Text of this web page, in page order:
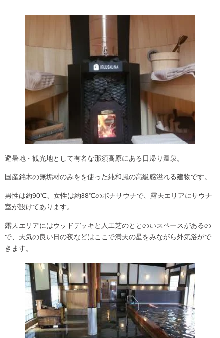
避暑地・観光地として有名な那須高原にある日帰り温泉。
国産銘木の無垢材のみをを使った純和風の高級感溢れる建物です。
男性は約90℃、女性は約88℃のボナサウナで、露天エリアにサウナ
室が設けてあります。
露天エリアにはウッドデッキと人工芝のととのいスペースがあるの
で、天気の良い日の夜などはここで満天の星をみながら外気浴がで
きます。